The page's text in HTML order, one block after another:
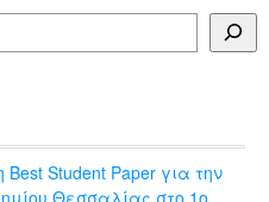
Best Student Paper για την
Θεσσαλίας στο 1ο